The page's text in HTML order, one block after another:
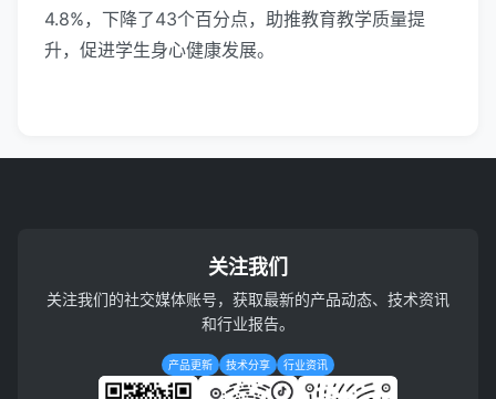
4.8%，下降了43个百分点，助推教育教学质量提
升，促进学生身心健康发展。
关注我们
关注我们的社交媒体账号，获取最新的产品动态、技术资讯
和行业报告。
产品更新 技术分享 行业资讯